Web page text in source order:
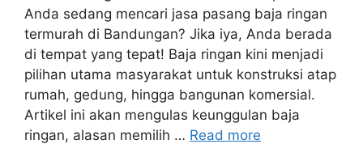
Anda sedang mencari jasa pasang baja ringan
termurah di Bandungan? Jika iya, Anda berada
di tempat yang tepat! Baja ringan kini menjadi
pilihan utama masyarakat untuk konstruksi atap
rumah, gedung, hingga bangunan komersial.
Artikel ini akan mengulas keunggulan baja
ringan, alasan memilih … Read more